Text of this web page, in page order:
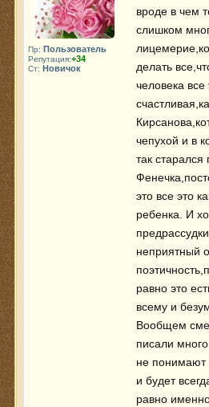
Пр: Пользователь
Репутация:+34
Ст: Новичок
вроде в чем
слишком
делать
человека
чепухой и в
так
это все это
ребенка. И
неприятный
равно это
всему и
Вообщем
писали
не понимают
и будет
равно